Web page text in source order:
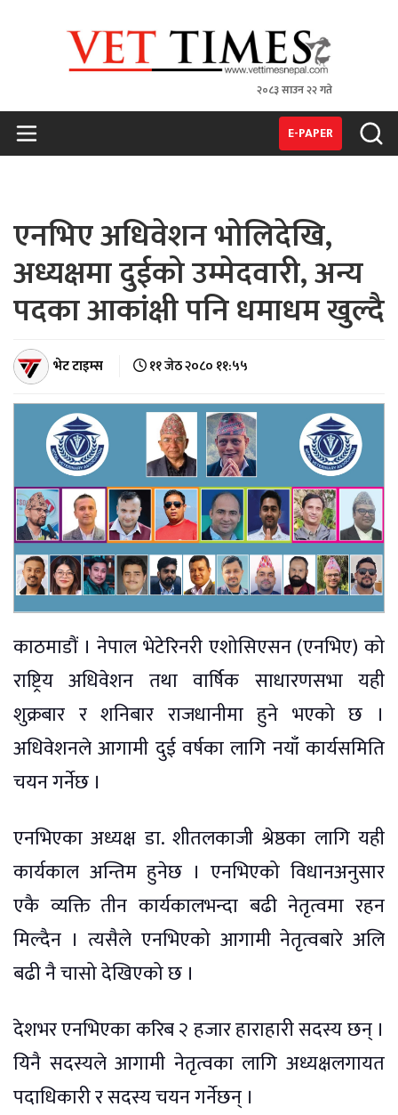
२०८३ साउन २२ गते
E-PAPER
एनभिए अधिवेशन भोलिदेखि,
अध्यक्षमा दुईको उम्मेदवारी, अन्य
पदका आकांक्षी पनि धमाधम खुल्दै
भेट टाइम्स ११ जेठ २०८० ११:५५
काठमाडौं । नेपाल भेटेरिनरी एशोसिएसन (एनभिए) को
राष्ट्रिय अधिवेशन तथा वार्षिक साधारणसभा यही
शुक्रबार र शनिबार राजधानीमा हुने भएको छ ।
अधिवेशनले आगामी दुई वर्षका लागि नयाँ कार्यसमिति
चयन गर्नेछ ।
एनभिएका अध्यक्ष डा. शीतलकाजी श्रेष्ठका लागि यही
कार्यकाल अन्तिम हुनेछ । एनभिएको विधानअनुसार
एकै व्यक्ति तीन कार्यकालभन्दा बढी नेतृत्वमा रहन
मिल्दैन । त्यसैले एनभिएको आगामी नेतृत्वबारे अलि
बढी नै चासो देखिएको छ ।
देशभर एनभिएका करिब २ हजार हाराहारी सदस्य छन् ।
यिनै सदस्यले आगामी नेतृत्वका लागि अध्यक्षलगायत
पदाधिकारी र सदस्य चयन गर्नेछन् ।